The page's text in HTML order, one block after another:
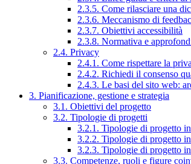
2.3.5. Come rilasciare una
2.3.6. Meccanismo di
2.3.7. Obiettivi accessibilità
2.3.8. Normativa e
2.4. Privacy
2.4.1. Come rispettare la
2.4.2. Richiedi il consenso
2.4.3. Le basi del sito web:
3. Pianificazione, gestione e strategia
3.1. Obiettivi del progetto
3.2. Tipologie di progetti
3.2.1. Tipologie di progetto
3.2.2. Tipologie di progetto
3.2.3. Tipologie di progetto
3.3. Competenze, ruoli e figure